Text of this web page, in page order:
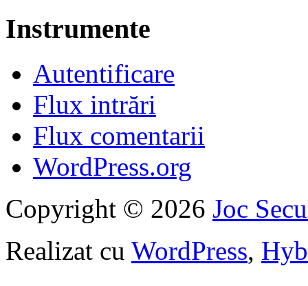
Instrumente
Autentificare
Flux intrări
Flux comentarii
WordPress.org
Copyright © 2026 Joc
Realizat cu WordPress,